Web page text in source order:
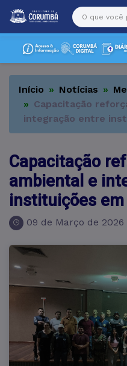
Início Notícias
Capacitação
integração entre
Capacitação
ambiental e
instituições em
09 de Março de 2026